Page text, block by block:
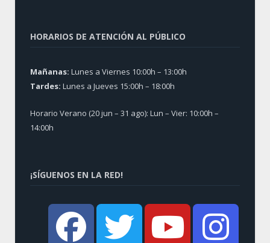
HORARIOS DE ATENCIÓN AL PÚBLICO
Mañanas: Lunes a Viernes 10:00h – 13:00h
Tardes: Lunes a Jueves 15:00h – 18:00h
Horario Verano (20 jun – 31 ago): Lun – Vier: 10:00h –
14:00h
¡SÍGUENOS EN LA RED!